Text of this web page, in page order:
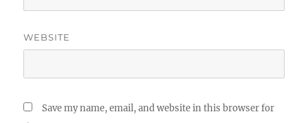
WEBSITE
Save my name, email, and website in this browser for